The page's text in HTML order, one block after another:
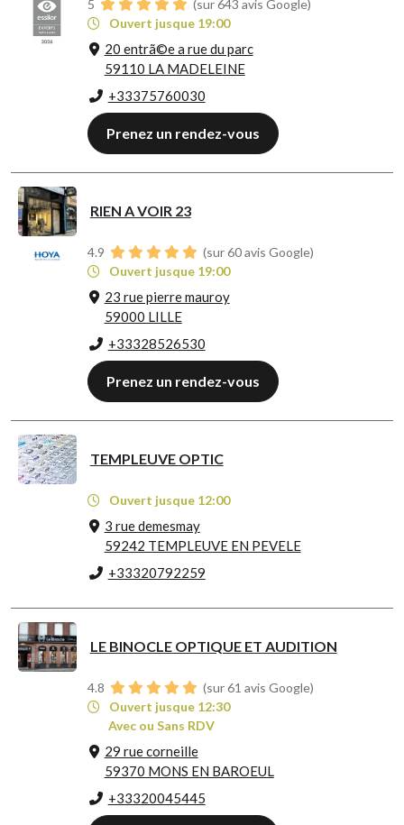
5
(sur 643 avis Google)
Ouvert jusque 19:00
20 entrã©e a rue du parc
59110 LA MADELEINE
+33375760030
Prenez un rendez-vous
RIEN A VOIR 23
4.9
(sur 60 avis Google)
Ouvert jusque 19:00
23 rue pierre mauroy
59000 LILLE
+33328526530
Prenez un rendez-vous
TEMPLEUVE OPTIC
Ouvert jusque 12:00
3 rue demesmay
59242 TEMPLEUVE EN PEVELE
+33320792259
LE BINOCLE OPTIQUE ET AUDITION
4.8
(sur 61 avis Google)
Ouvert jusque 12:30
Avec ou Sans RDV
29 rue corneille
59370 MONS EN BAROEUL
+33320045445